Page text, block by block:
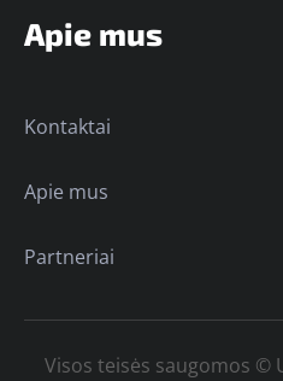
Apie mus
Kontaktai
Apie mus
Partneriai
Visos teisės saugomos ©